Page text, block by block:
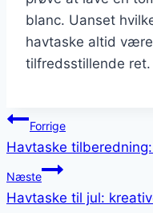
blanc. Uanset
havtaske altid
tilfredsstillende ret.
Forrige
Havtaske
Næste
Havtaske til jul: